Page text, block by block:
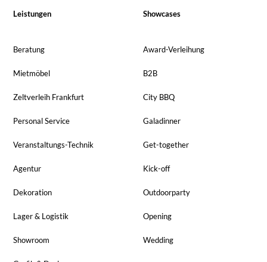
Leistungen
Beratung
Mietmöbel
Zeltverleih Frankfurt
Personal Service
Veranstaltungs-Technik
Agentur
Dekoration
Lager & Logistik
Showroom
Showcases
Award-Verleihung
B2B
City BBQ
Galadinner
Get-together
Kick-off
Outdoorparty
Opening
Wedding